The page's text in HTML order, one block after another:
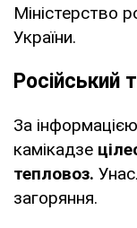
Міністерство
України.
Російський
За
камікадзе
тепловоз.
загоряння.